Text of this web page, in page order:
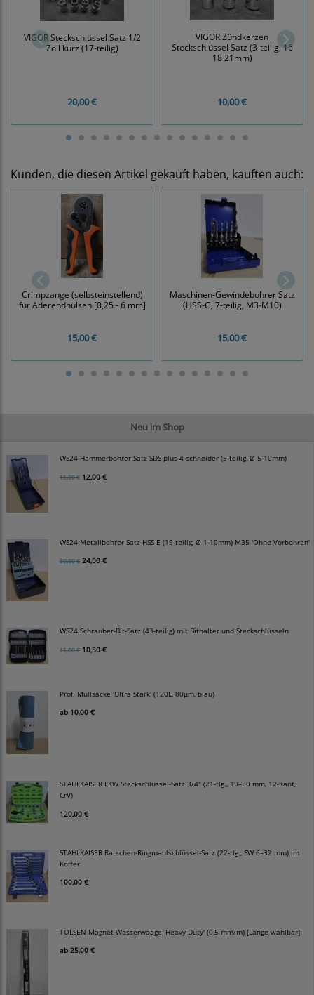
Neu im Shop
WS24 Hammerbohrer Satz SDS-plus 4-schneider (5-teilig, Ø 5-10mm)
15,00 € 12,00 €
WS24 Metallbohrer Satz HSS-E (19-teilig, Ø 1-10mm) M35 'Ohne Vorbohren'
30,00 € 24,00 €
WS24 Schrauber-Bit-Satz (43-teilig) mit Bithalter und Steckschlüsseln
15,00 € 10,50 €
Profi Müllsäcke 'Ultra Stark' (120L, 80µm, blau)
ab 10,00 €
STAHLKAISER LKW Steckschlüssel-Satz 3/4" (21-tlg., 19–50 mm, 12-Kant,
CrV)
120,00 €
STAHLKAISER Ratschen-Ringmaulschlüssel-Satz (22-tlg., SW 6–32 mm) im
Koffer
100,00 €
TOLSEN Magnet-Wasserwaage 'Heavy Duty' (0,5 mm/m) [Länge wählbar]
ab 25,00 €
VIGOR Steckschlüssel Satz 1/2
Zoll kurz (17-teilig)
20,00 €
VIGOR Zündkerzen
Steckschlüssel Satz (3-teilig, 16
18 21mm)
10,00 €
Kunden, die diesen Artikel gekauft haben, kauften auch:
Crimpzange (selbsteinstellend)
für Aderendhülsen [0,25 - 6 mm]
15,00 €
Maschinen-Gewindebohrer Satz
(HSS-G, 7-teilig, M3-M10)
15,00 €